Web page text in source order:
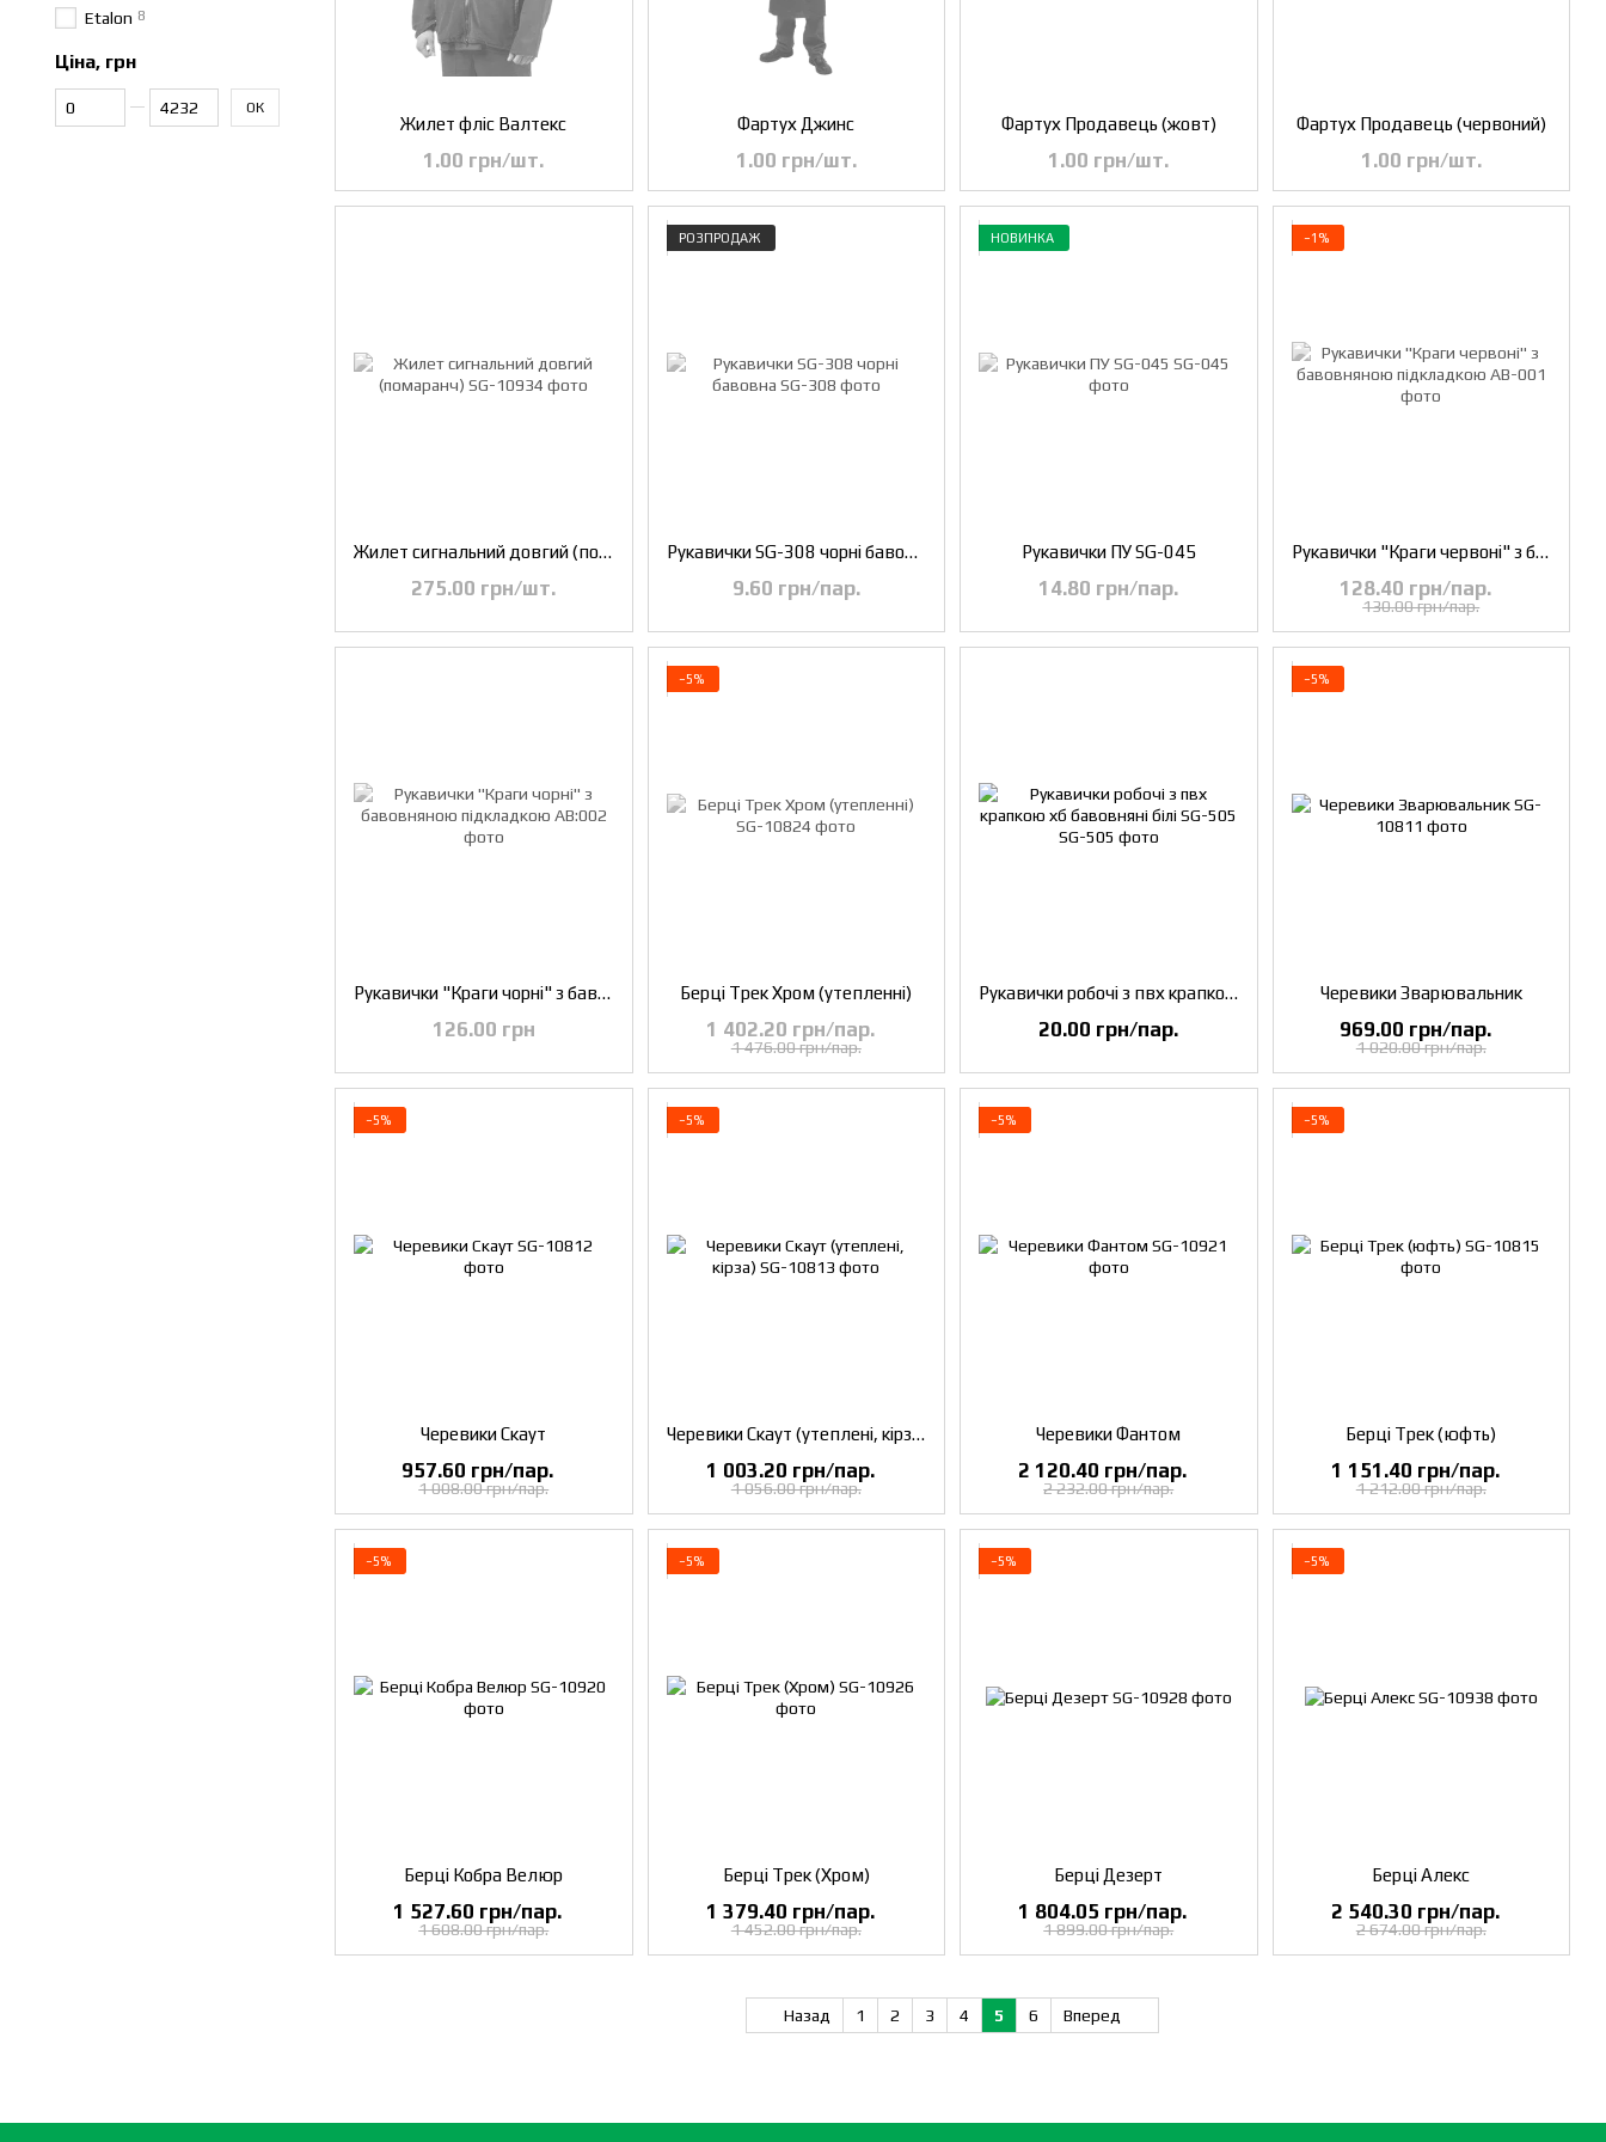
Жилет фліс Валтекс
1.00 грн/шт.
Фартух Джинс
1.00 грн/шт.
Фартух Продавець (жовт)
1.00 грн/шт.
Фартух Продавець (червоний)
1.00 грн/шт.
Жилет сигнальний довгий (помаранч)
275.00 грн/шт.
РОЗПРОДАЖ
Рукавички SG-308 чорні бавовна
9.60 грн/пар.
НОВИНКА
Рукавички ПУ SG-045
14.80 грн/пар.
−1%
Рукавички "Краги червоні" з бавовняною підкладкою
130.00 грн/пар.
128.40 грн/пар.
Рукавички "Краги чорні" з бавовняною підкладкою
126.00 грн
−5%
Берці Трек Хром (утепленні)
1 476.00 грн/пар.
1 402.20 грн/пар.
Рукавички робочі з пвх крапкою хб бавовняні білі SG-505
20.00 грн/пар.
−5%
Черевики Зварювальник
1 020.00 грн/пар.
969.00 грн/пар.
−5%
Черевики Скаут
1 008.00 грн/пар.
957.60 грн/пар.
−5%
Черевики Скаут (утеплені, кірза)
1 056.00 грн/пар.
1 003.20 грн/пар.
−5%
Черевики Фантом
2 232.00 грн/пар.
2 120.40 грн/пар.
−5%
Берці Трек (юфть)
1 212.00 грн/пар.
1 151.40 грн/пар.
−5%
Берці Кобра Велюр
1 608.00 грн/пар.
1 527.60 грн/пар.
−5%
Берці Трек (Хром)
1 452.00 грн/пар.
1 379.40 грн/пар.
−5%
Берці Дезерт
1 899.00 грн/пар.
1 804.05 грн/пар.
−5%
Берці Алекс
2 674.00 грн/пар.
2 540.30 грн/пар.
Назад 1 2 3 4 5 6 Вперед
Etalon 8
Ціна, грн
ОК